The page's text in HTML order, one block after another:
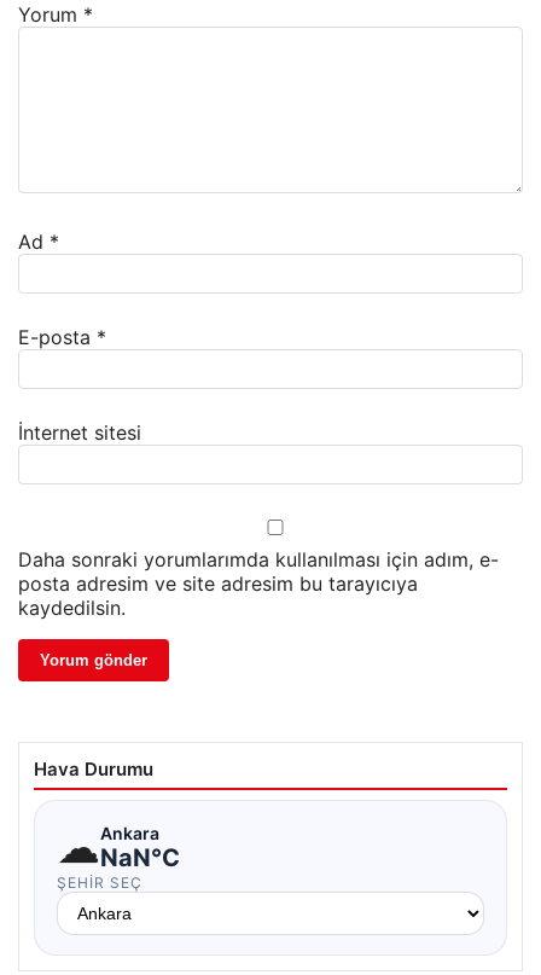
Yorum *
Ad *
E-posta *
İnternet sitesi
Daha sonraki yorumlarımda kullanılması için adım, e-
posta adresim ve site adresim bu tarayıcıya
kaydedilsin.
Hava Durumu
☁Ankara
NaN°C
ŞEHIR SEÇ